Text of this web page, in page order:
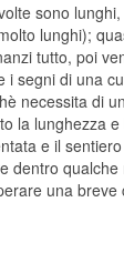
sono
lunghi);
tutto, poi
i segni di una
necessita di
la lunghezza
e il
dentro
una